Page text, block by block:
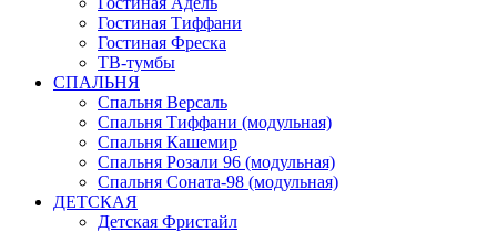
Гостиная Тиффани
Гостиная Фреска
ТВ-тумбы
СПАЛЬНЯ
Спальня Версаль
Спальня Тиффани (модульная)
Спальня Кашемир
Спальня Розали 96 (модульная)
Спальня Соната-98 (модульная)
ДЕТСКАЯ
Детская Фристайл